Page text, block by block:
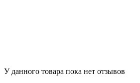
У данного товара пока нет отзывов